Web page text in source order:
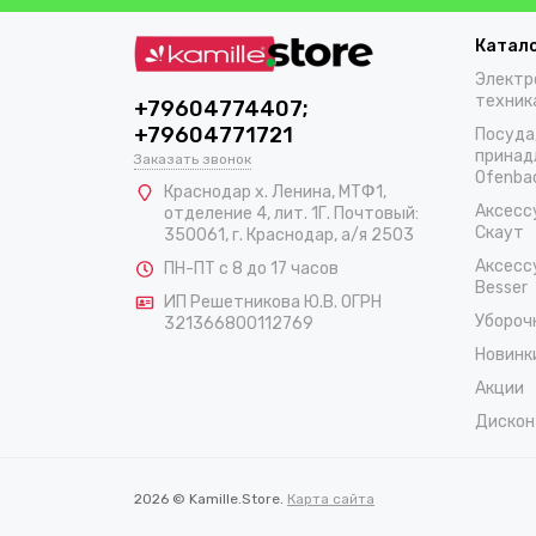
+79604774407;
+79604771721
Заказать звонок
Краснодар х. Ленина, МТФ1,
отделение 4, лит. 1Г. Почтовый:
350061, г. Краснодар, а/я 2503
ПН-ПТ с 8 до 17 часов
ИП Решетникова Ю.В. ОГРН
321366800112769
Скаут
Besser
Акции
2026 © Kamille.Store. Карта сайта